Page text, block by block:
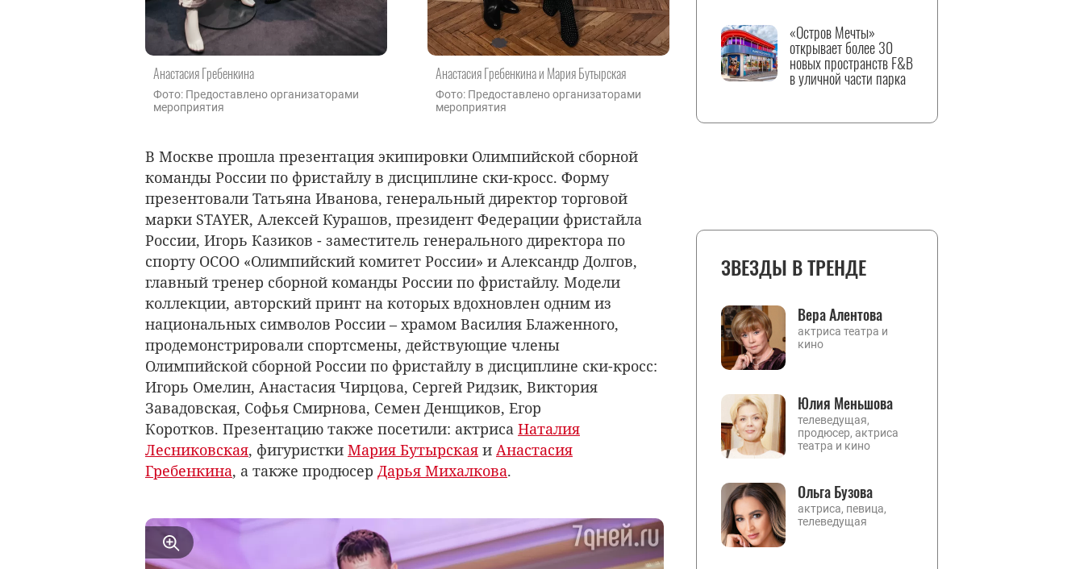
Анастасия Гребенкина
Фото: Предоставлено организаторами
мероприятия
Анастасия Гребенкина и Мария Бутырская
Фото: Предоставлено организаторами
мероприятия
В Москве прошла презентация экипировки Олимпийской сборной
команды России по фристайлу в дисциплине ски-кросс. Форму
презентовали Татьяна Иванова, генеральный директор торговой
марки STAYER, Алексей Курашов, президент Федерации фристайла
России, Игорь Казиков - заместитель генерального директора по
спорту ОСОО «Олимпийский комитет России» и Александр Долгов,
главный тренер сборной команды России по фристайлу. Модели
коллекции, авторский принт на которых вдохновлен одним из
национальных символов России – храмом Василия Блаженного,
продемонстрировали спортсмены, действующие члены
Олимпийской сборной России по фристайлу в дисциплине ски-кросс:
Игорь Омелин, Анастасия Чирцова, Сергей Ридзик, Виктория
Завадовская, Софья Смирнова, Семен Денщиков, Егор
Коротков. Презентацию также посетили: актриса Наталия
Лесниковская, фигуристки Мария Бутырская и Анастасия
Гребенкина, а также продюсер Дарья Михалкова.
«Остров Мечты»
открывает более 30
новых пространств F&B
в уличной части парка
ЗВЕЗДЫ В ТРЕНДЕ
Вера Алентова
актриса театра и
кино
Юлия Меньшова
телеведущая,
продюсер, актриса
театра и кино
Ольга Бузова
актриса, певица,
телеведущая